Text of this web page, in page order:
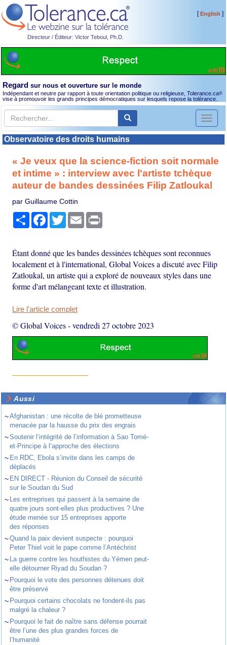
Directeur / Éditeur: Victor Teboul, Ph.D.
[English ]
Regard sur nous et ouverture sur le monde
Indépendant et neutre par rapport à toute orientation politique ou religieuse, Tolerance.ca®
vise à promouvoir les grands principes démocratiques sur lesquels repose la tolérance.
Toggle
Observatoire des droits humains
« Je veux que la science-fiction soit normale
et intime » : interview avec l'artiste tchèque
auteur de bandes dessinées Filip Zatloukal
par Guillaume Cottin
PartagerFacebook
TwitterEmail
Étant donné que les bandes dessinées tchèques sont reconnues
localement et à l'international, Global Voices a discuté avec Filip
Zatloukal, un artiste qui a exploré de nouveaux styles dans une
forme d'art mélangeant texte et illustration.
Lire l'article complet
© Global Voices-vendredi 27 octobre 2023
Aussi
~Afghanistan : une récolte de blé prometteuse
menacée par la hausse du prix des engrais
~Soutenir l’intégrité de l’information à Sao Tomé-
et-Principe à l’approche des élections
~ En RDC, Ebola s’invite dans les camps de
déplacés
~ EN DIRECT - Réunion du Conseil de sécurité
sur le Soudan du Sud
~ Les entreprises qui passent à la semaine de
quatre jours sont-elles plus productives ? Une
étude menée sur 15 entreprises apporte
des réponses
~Quand la paix devient suspecte : pourquoi
Peter Thiel voit le pape comme l’Antéchrist
~ La guerre contre les houthistes du Yémen peut-
elle détourner Riyad du Soudan ?
~ Pourquoi le vote des personnes détenues doit
être préservé
~ Pourquoi certains chocolats ne fondent-ils pas
malgré la chaleur ?
~ Pourquoi le fait de naître sans défense pourrait
être l’une des plus grandes forces de
l’humanité